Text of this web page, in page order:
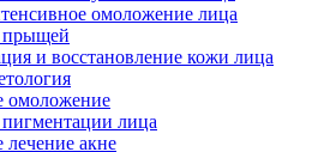
омоложение лица
прыщей
и восстановление кожи лица
омоложение
лица
лечение акне